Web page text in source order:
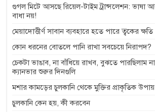
গুগল মিটে আসছে রিয়েল-টাইম ট্রান্সলেশন: ভাষা
বাধা নয়!
মেয়াদোত্তীর্ণ সাবান ব্যবহারে হতে পারে ত্বকের ক্ষতি
কোন ধরনের বোতলে পানি রাখা সবচেয়ে নিরাপদ?
চেকটা ভাঙাব, না বাঁধিয়ে রাখব, বুঝতে পারছিলাম
ক্যানভার শুরুর দিনগুলি
মশার কামড়ের চুলকানি থেকে মুক্তির প্রাকৃতিক উপায়
চুলকানি কেন হয়, কী করবেন